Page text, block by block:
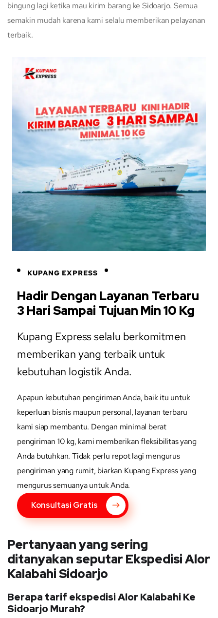
bingung lagi ketika mau kirim barang ke Sidoarjo. Semua
semakin mudah karena kami selalu memberikan pelayanan
terbaik.
KUPANG EXPRESS
Hadir Dengan Layanan Terbaru
3 Hari Sampai Tujuan Min 10 Kg
Kupang Express selalu berkomitmen
memberikan yang terbaik untuk
kebutuhan logistik Anda.
Apapun kebutuhan pengiriman Anda, baik itu untuk
keperluan bisnis maupun personal, layanan terbaru
kami siap membantu. Dengan minimal berat
pengiriman 10 kg, kami memberikan fleksibilitas yang
Anda butuhkan. Tidak perlu repot lagi mengurus
pengiriman yang rumit, biarkan Kupang Express yang
mengurus semuanya untuk Anda.
Konsultasi Gratis
Pertanyaan yang sering
ditanyakan seputar Ekspedisi Alor
Kalabahi Sidoarjo
Berapa tarif ekspedisi Alor Kalabahi Ke
Sidoarjo Murah?